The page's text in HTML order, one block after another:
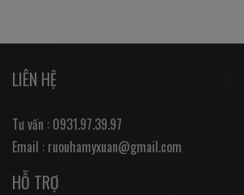
LIÊN HỆ
Tư vấn : 0931.97.39.97
Email : ruouhamyxuan@gmail.com
HỖ TRỢ